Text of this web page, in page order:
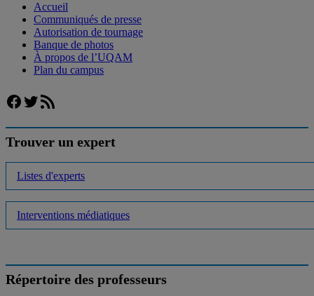
Accueil
Communiqués de presse
Autorisation de tournage
Banque de photos
À propos de l’UQAM
Plan du campus
Facebook
Twitter
Flux RSS
Trouver un expert
Listes d'experts
Interventions médiatiques
Répertoire des professeurs